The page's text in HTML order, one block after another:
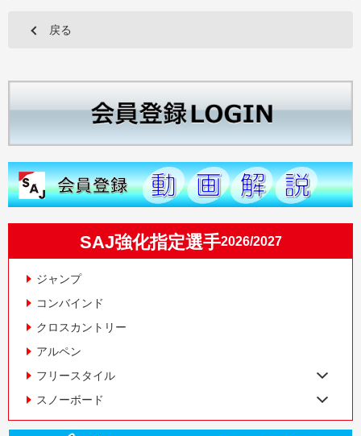
戻る
SAJ強化指定選手2026/2027
ジャンプ
コンバインド
クロスカントリー
アルペン
フリースタイル
スノーボード